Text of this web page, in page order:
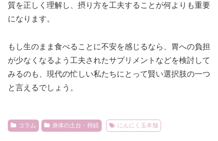
質を正しく理解し、摂り方を工夫することが何よりも重要
になります。
もし生のまま食べることに不安を感じるなら、胃への負担
が少なくなるよう工夫されたサプリメントなどを検討して
みるのも、現代の忙しい私たちにとって賢い選択肢の一つ
と言えるでしょう。
コラム 身体の土台・持続 にんにく玉本舗